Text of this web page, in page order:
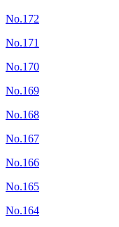
No.172
No.171
No.170
No.169
No.168
No.167
No.166
No.165
No.164